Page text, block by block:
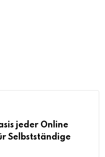
jeder Online
Selbstständige